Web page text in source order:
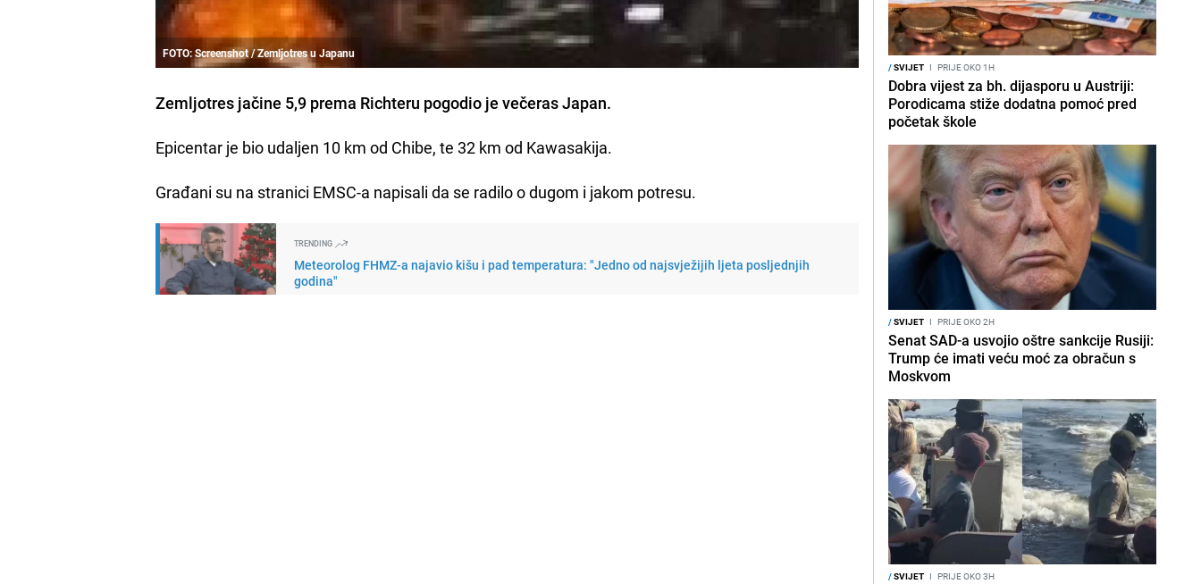
FOTO: Screenshot / Zemljotres u Japanu
Zemljotres jačine 5,9 prema Richteru pogodio je večerasJapan.
Epicentar je bio udaljen 10 km od Chibe, te 32 km od Kawasakija.
Građani su na stranici EMSC-a napisali da se radilo o dugom i jakom potresu.
TRENDING
Meteorolog FHMZ-a najavio kišu i pad temperatura: "Jedno od najsvježijih ljeta posljednjih
godina"
/SVIJET I PRIJE OKO 1H
Dobra vijest za bh. dijasporu u Austriji:
Porodicama stiže dodatna pomoć pred
početak škole
/SVIJET I PRIJE OKO 2H
Senat SAD-a usvojio oštre sankcije Rusiji:
Trump će imati veću moć za obračun s
Moskvom
/SVIJET I PRIJE OKO 3H